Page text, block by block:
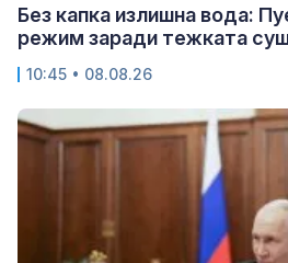
Без капка излишна вода:
режим заради тежката
10:45 • 08.08.26